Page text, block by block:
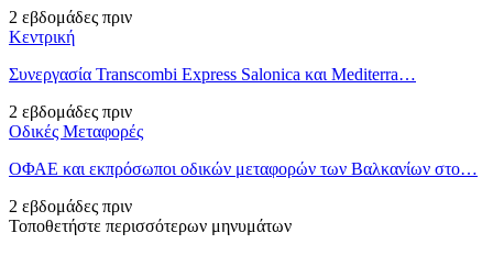
2 εβδομάδες πριν
Κεντρική
Συνεργασία Transcombi Express Salonica και Mediterra…
2 εβδομάδες πριν
Οδικές Μεταφορές
ΟΦΑΕ και εκπρόσωποι οδικών μεταφορών των Βαλκανίων στο…
2 εβδομάδες πριν
Τοποθετήστε περισσότερων μηνυμάτων